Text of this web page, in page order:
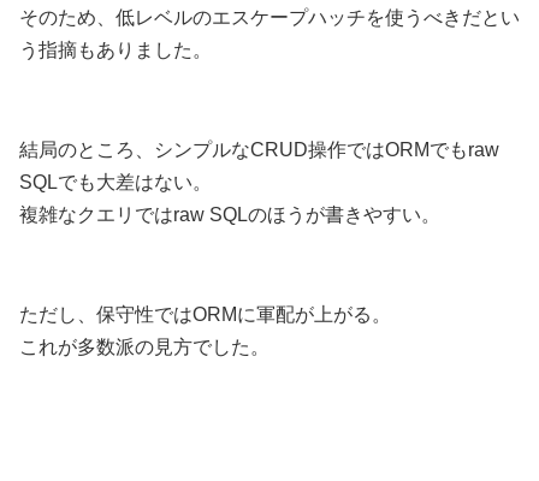
そのため、低レベルのエスケープハッチを使うべきだとい
う指摘もありました。
結局のところ、シンプルなCRUD操作ではORMでもraw
SQLでも大差はない。
複雑なクエリではraw SQLのほうが書きやすい。
ただし、保守性ではORMに軍配が上がる。
これが多数派の見方でした。